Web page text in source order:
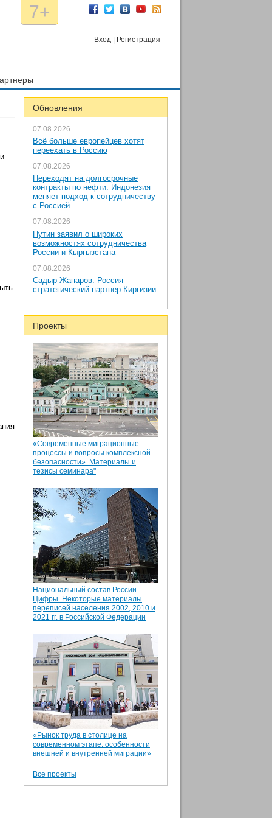
7+
Вход Регистрация
Обновления
07.08.2026
Всё больше европейцев хотят
переехать в Россию
07.08.2026
Переходят на долгосрочные
контракты по нефти: Индонезия
меняет подход к сотрудничеству
с Россией
07.08.2026
Путин заявил о широких
возможностях сотрудничества
России и Кыргызстана
07.08.2026
Садыр Жапаров: Россия –
стратегический партнер Киргизии
Проекты
«Современные миграционные
процессы и вопросы комплексной
безопасности». Материалы и
тезисы семинара"
Национальный состав России.
Цифры. Некоторые материалы
переписей населения 2002, 2010 и
2021 гг. в Российской Федерации
«Рынок труда в столице на
современном этапе: особенности
внешней и внутренней миграции»
Все проекты